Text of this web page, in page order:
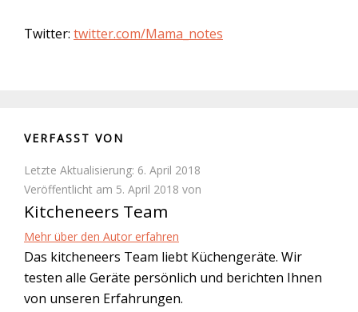
Twitter: twitter.com/Mama_notes
VERFASST VON
Letzte Aktualisierung: 6. April 2018
Veröffentlicht am 5. April 2018 von
Kitcheneers Team
Mehr über den Autor erfahren
Das kitcheneers Team liebt Küchengeräte. Wir
testen alle Geräte persönlich und berichten Ihnen
von unseren Erfahrungen.